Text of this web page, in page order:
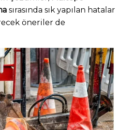
sırasında sık yapılan hatalar
öneriler de